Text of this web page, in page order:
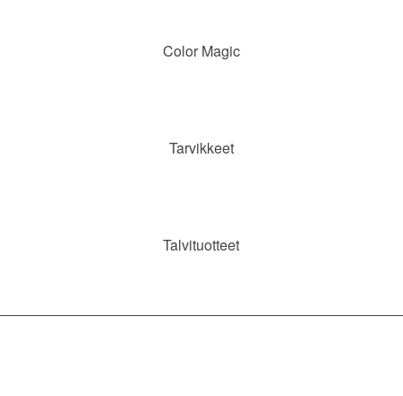
Color Magic
Tarvikkeet
Talvituotteet